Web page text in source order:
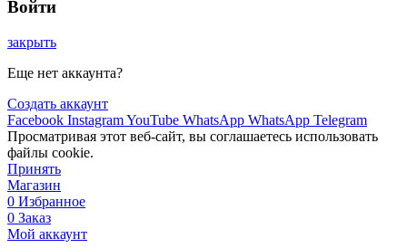
Войти
закрыть
Еще нет аккаунта?
Создать аккаунт
Facebook InstagramYouTube WhatsApp WhatsApp Telegram
Просматривая этот веб-сайт, вы соглашаетесь использовать
файлы cookie.
Принять
Магазин
0 Избранное
0 Заказ
Мой аккаунт